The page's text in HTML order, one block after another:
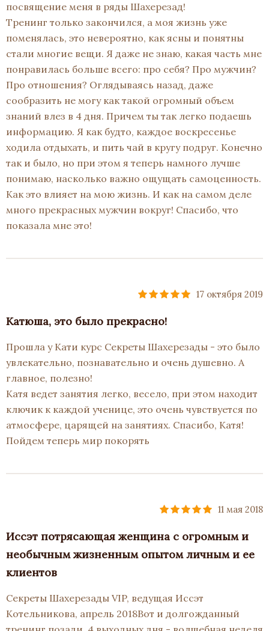
посвящение меня в ряды Шахерезад!
Тренинг только закончился, а моя жизнь уже
поменялась, это невероятно, как ясны и понятны
стали многие вещи. Я даже не знаю, какая часть мне
понравилась больше всего: про себя? Про мужчин?
Про отношения? Оглядываясь назад, даже
сообразить не могу как такой огромный объем
знаний влез в 4 дня. Причем ты так легко подаешь
информацию. Я как будто, каждое воскресенье
ходила отдыхать, и пить чай в кругу подруг. Конечно
так и было, но при этом я теперь намного лучше
понимаю, насколько важно ощущать самоценность.
Как это влияет на мою жизнь. И как на самом деле
много прекрасных мужчин вокруг! Спасибо, что
показала мне это!
17 октября 2019
Катюша, это было прекрасно!
Прошла у Кати курс Секреты Шахерезады - это было
увлекательно, познавательно и очень душевно. А
главное, полезно!
Катя ведет занятия легко, весело, при этом находит
ключик к каждой ученице, это очень чувствуется по
атмосфере, царящей на занятиях. Спасибо, Катя!
Пойдем теперь мир покорять
11 мая 2018
Иссэт потрясающая женщина с огромным и
необычным жизненным опытом личным и ее
клиентов
Секреты Шахерезады VIP, ведущая Иссэт
Котельникова, апрель 2018Вот и долгожданный